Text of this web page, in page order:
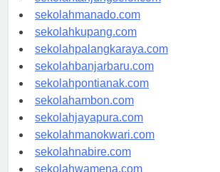
sekolahtanjungselor.com
sekolahmanado.com
sekolahkupang.com
sekolahpalangkaraya.com
sekolahbanjarbaru.com
sekolahpontianak.com
sekolahambon.com
sekolahjayapura.com
sekolahmanokwari.com
sekolahnabire.com